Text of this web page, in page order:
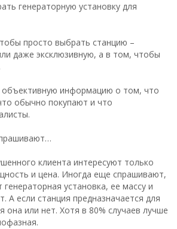
генераторную установку для
просто выбрать станцию –
даже эксклюзивную, а в том, чтобы
объективную информацию о том, что
обычно покупают и что
клиента интересуют только
и цена. Иногда еще спрашивают,
установка, ее массу и
А если станция предназначается для
она или нет. Хотя в 80% случаев лучше